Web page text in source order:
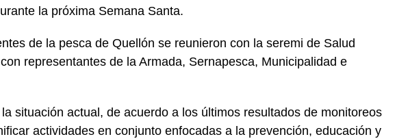
la próxima Semana Santa.
de la pesca de Quellón se reunieron con la seremi de Salud
representantes de la Armada, Sernapesca, Municipalidad e
situación actual, de acuerdo a los últimos resultados de monitoreos
actividades en conjunto enfocadas a la prevención, educación y